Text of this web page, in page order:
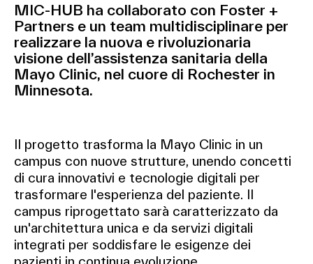
MIC-HUB ha collaborato con Foster +
Partners e un team multidisciplinare per
realizzare la nuova e rivoluzionaria
visione dell’assistenza sanitaria della
Mayo Clinic, nel cuore di Rochester in
Minnesota.
Il progetto trasforma la Mayo Clinic in un
campus con nuove strutture, unendo concetti
di cura innovativi e tecnologie digitali per
trasformare l'esperienza del paziente. Il
campus riprogettato sarà caratterizzato da
un'architettura unica e da servizi digitali
integrati per soddisfare le esigenze dei